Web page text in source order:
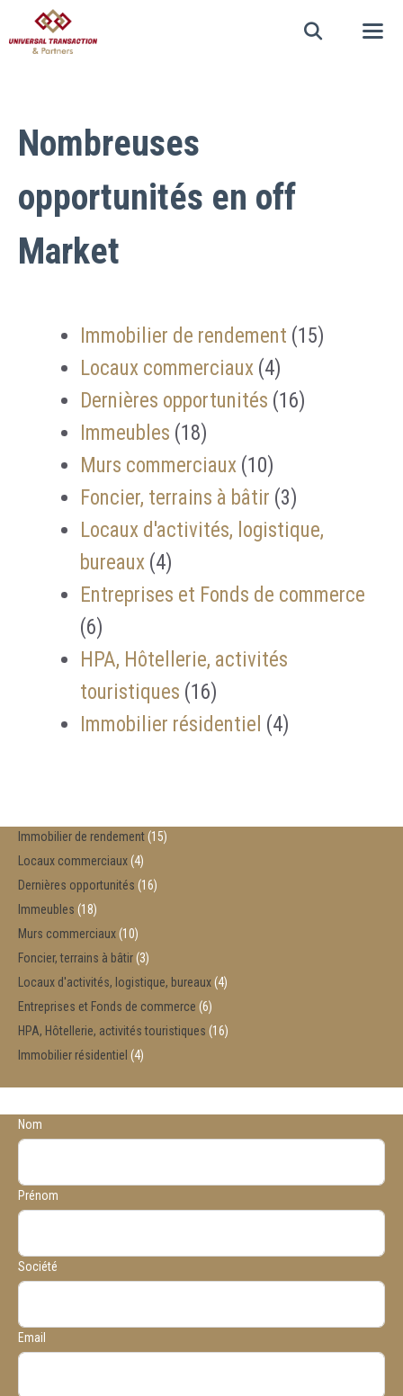
Nombreuses
opportunités en off
Market
Immobilier de rendement 15
Locaux commerciaux 4
Dernières opportunités 16
Immeubles 18
Murs commerciaux 10
Foncier, terrains à bâtir 3
Locaux d'activités, logistique,
bureaux 4
Entreprises et Fonds de commerce
6
HPA, Hôtellerie, activités
touristiques 16
Immobilier résidentiel
4
Immobilier de rendement 15
Locaux commerciaux 4
Dernières opportunités 16
Immeubles 18
Murs commerciaux 10
Foncier, terrains à bâtir 3
Locaux d'activités, logistique, bureaux 4
Entreprises et Fonds de commerce 6
HPA, Hôtellerie, activités touristiques 16
Immobilier résidentiel 4
Nom
Prénom
Société
Email